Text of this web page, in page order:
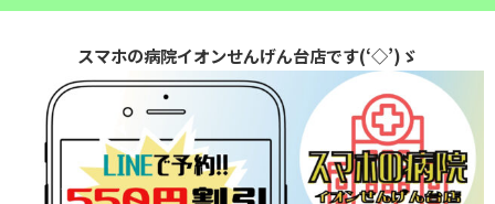
スマホの病院イオンせんげん台店です(‘◇’)ゞ